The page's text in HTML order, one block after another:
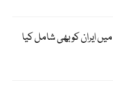
ایران کو بھی شامل کیا